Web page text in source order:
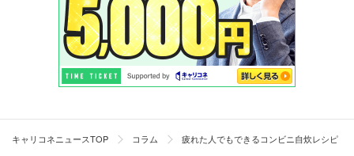
キャリコネニュースTOP コラム 疲れた人でもできるコンビニ自炊レシピ